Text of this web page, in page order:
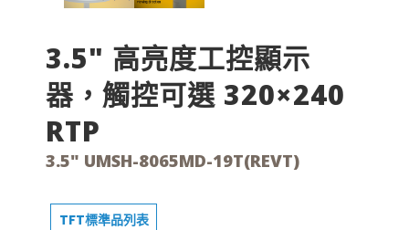
3.5" 高亮度工控顯示
器，觸控可選 320×240
RTP
3.5" UMSH-8065MD-19T(REVT)
TFT標準品列表